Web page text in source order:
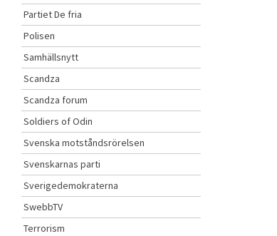
Partiet De fria
Polisen
Samhällsnytt
Scandza
Scandza forum
Soldiers of Odin
Svenska motståndsrörelsen
Svenskarnas parti
Sverigedemokraterna
SwebbTV
Terrorism